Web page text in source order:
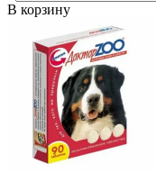
В корзину